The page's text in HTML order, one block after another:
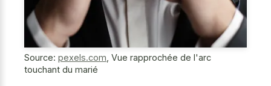
Source: pexels.com Vue rapprochée de l'arc
touchant du marié